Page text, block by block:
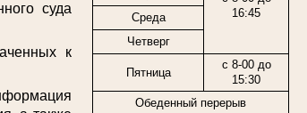
16:45
Среда
Четверг
Пятница
с 8-00 до
15:30
Обеденный перерыв
суда
к